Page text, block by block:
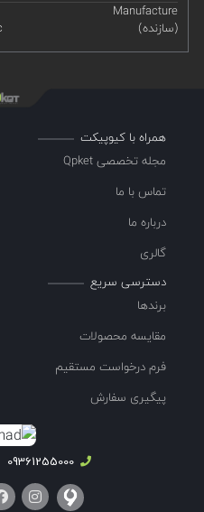
Manufacture
(سازنده)
همراه با کیوپیکت
مجله تخصصی Qpket
تماس با ما
درباره ما
گالری
دسترسی سریع
برندها
مقایسه محصولات
فرم درخواست مستقیم
پیگیری سفارش
09361255000